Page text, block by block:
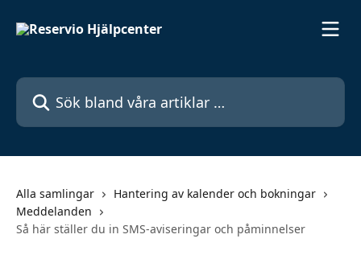
Sök bland våra artiklar …
Alla samlingar
Hantering av kalender och bokningar
Meddelanden
Så här ställer du in SMS-aviseringar och påminnelser